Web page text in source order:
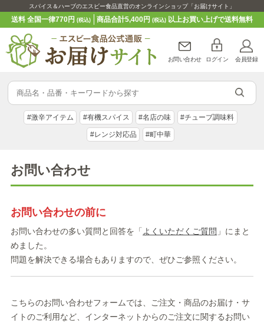
スパイス＆ハーブのエスビー食品直営のオンラインショップ「お届けサイト」
送料 全国一律770円(税込) 商品合計5,400円 (税込)以上お買い上げで送料無料
お問い合わせ ログイン 会員登録
#激辛アイテム #有機スパイス #名店の味 #チューブ調味料
#レンジ対応品 #町中華
お問い合わせ
お問い合わせの前に
お問い合わせの多い質問と回答を「 よくいただくご質問 」にまと
めました。
問題を解決できる場合もありますので、ぜひご参照ください。
こちらのお問い合わせフォームでは、ご注文・商品のお届け・サ
イトのご利用など、インターネットからのご注文に関するお問い